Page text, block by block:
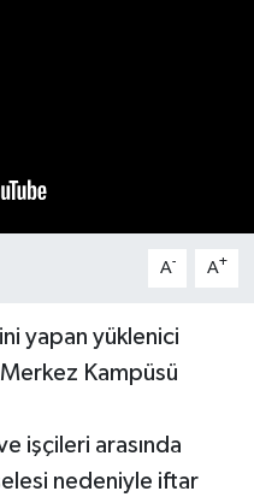
A- A+
yapan yüklenici
Kampüsü
işçileri arasında
nedeniyle iftar